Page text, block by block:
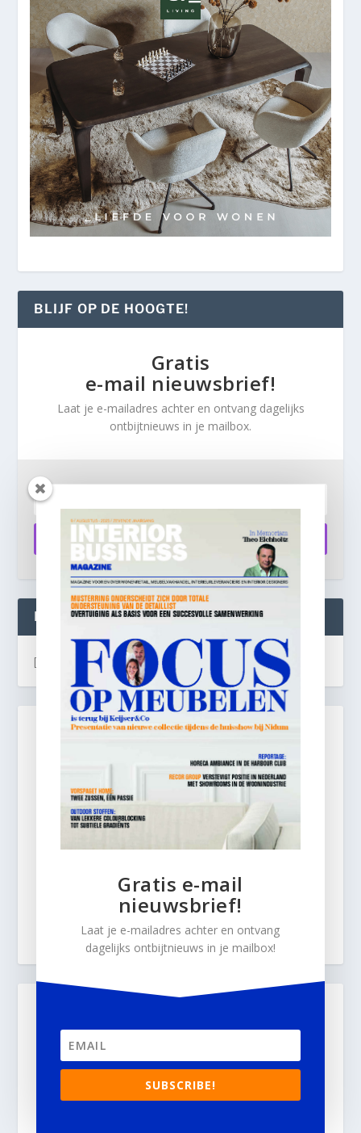
BLIJF OP DE HOOGTE!
Gratis
e-mail nieuwsbrief!
Laat je e-mailadres achter en ontvang dagelijks
ontbijtnieuws in je mailbox.
Aanmelden
INTERIOR BUSINESS LIVE:
[instagram-feed]
Gratis e-mail
nieuwsbrief!
Laat je e-mailadres achter en ontvang
dagelijks ontbijtnieuws in je mailbox!
SUBSCRIBE!